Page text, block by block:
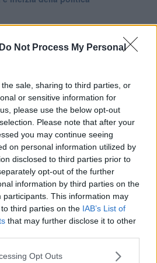
Do Not Process My Personal
sale, sharing to third parties, or
or sensitive information for
please use the below opt-out
Please note that after your
you may continue seeing
on personal information utilized by
disclosed to third parties prior to
opt-out of the further
information by third parties on the
participants. This information may
third parties on the IAB’s List of
that may further disclose it to other
Opt Outs
la luna
vivere felici